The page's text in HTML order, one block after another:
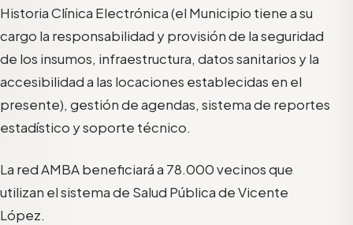
Historia Clínica Electrónica (el Municipio tiene a su
cargo la responsabilidad y provisión de la seguridad
de los insumos, infraestructura, datos sanitarios y la
accesibilidad a las locaciones establecidas en el
presente), gestión de agendas, sistema de reportes
estadístico y soporte técnico.
La red AMBA beneficiará a 78.000 vecinos que
utilizan el sistema de Salud Pública de Vicente
López.